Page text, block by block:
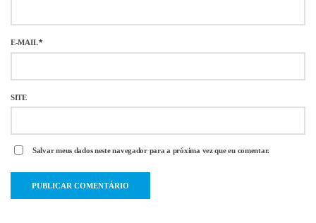
E-MAIL*
SITE
Salvar meus dados neste navegador para a próxima vez que eu comentar.